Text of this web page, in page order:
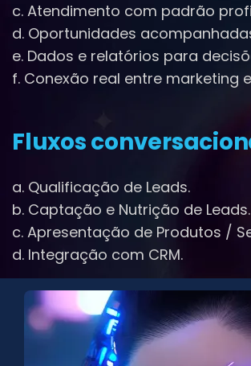
c. Atendimento com padrão
d. Oportunidades
e. Dados e relatórios para
f. Conexão real entre marketing
Fluxos
a. Qualificação de Leads.
b. Captação e Nutrição de Leads.
c. Apresentação de Produtos /
d. Integração com CRM.